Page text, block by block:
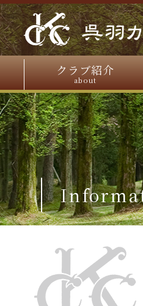
クラブ紹介
about